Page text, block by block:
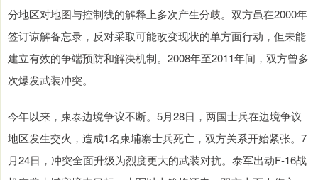
分地区对地图与控制线的解释上多次产生分歧。双方虽在2000年
签订谅解备忘录，反对采取可能改变现状的单方面行动，但未能
建立有效的争端预防和解决机制。2008年至2011年间，双方曾多
次爆发武装冲突。
今年以来，柬泰边境争议不断。5月28日，两国士兵在边境争议
地区发生交火，造成1名柬埔寨士兵死亡，双方关系开始紧张。7
月24日，冲突全面升级为烈度更大的武装对抗。泰军出动F-16战